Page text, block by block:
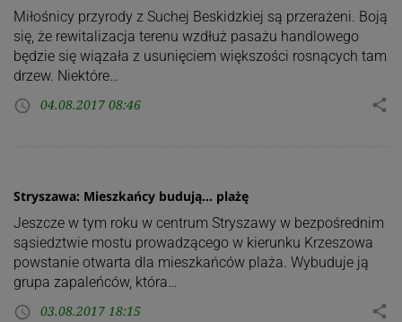
Miłośnicy przyrody z Suchej Beskidzkiej są przerażeni. Boją
się, że rewitalizacja terenu wzdłuż pasażu handlowego
będzie się wiązała z usunięciem większości rosnących tam
drzew. Niektóre…
access_time 04.08.2017 08:46 share
Stryszawa: Mieszkańcy budują… plażę
Jeszcze w tym roku w centrum Stryszawy w bezpośrednim
sąsiedztwie mostu prowadzącego w kierunku Krzeszowa
powstanie otwarta dla mieszkańców plaża. Wybuduje ją
grupa zapaleńców, która…
access_time 03.08.2017 18:15 share